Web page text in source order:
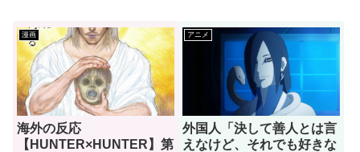
漫画
海外の反応
【HUNTER×HUNTER】第
アニメ
外国人「決して善人とは言
えなけど、それでも好きな